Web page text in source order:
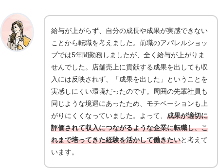
給与が上がらず、自分の成長や成果が実感できない
ことから転職を考えました。前職のアパレルショッ
プでは5年間勤務しましたが、全く給与が上がりま
せんでした。店舗売上に貢献する成果を出しても収
入には反映されず、「成果を出した」ということを
実感しにくい環境だったのです。周囲の先輩社員も
同じような境遇にあったため、モチベーションも上
がりにくくなっていました。よって、 成果が適切に
評価されて収入につながるような企業に転職し、こ
れまで培ってきた経験を活かして働きたいと考えて
います。